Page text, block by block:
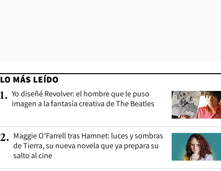
LO MÁS LEÍDO
1. Yo diseñé Revolver: el hombre que le puso
imagen a la fantasía creativa de The Beatles
2. Maggie O’Farrell tras Hamnet: luces y sombras
de Tierra, su nueva novela que ya prepara su
salto al cine